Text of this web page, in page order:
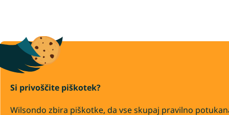
Si privoščite piškotek?
Wilsondo zbira piškotke, da vse skupaj pravilno